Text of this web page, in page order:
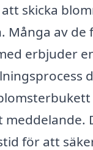
skicka
Många av de
erbjuder
för att